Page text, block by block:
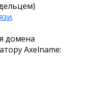
.
домена
Axelname: